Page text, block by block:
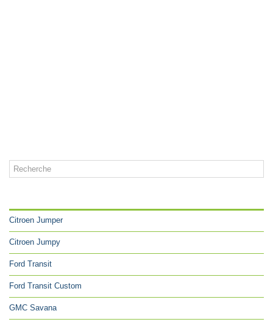
Citroen Jumper
Citroen Jumpy
Ford Transit
Ford Transit Custom
GMC Savana